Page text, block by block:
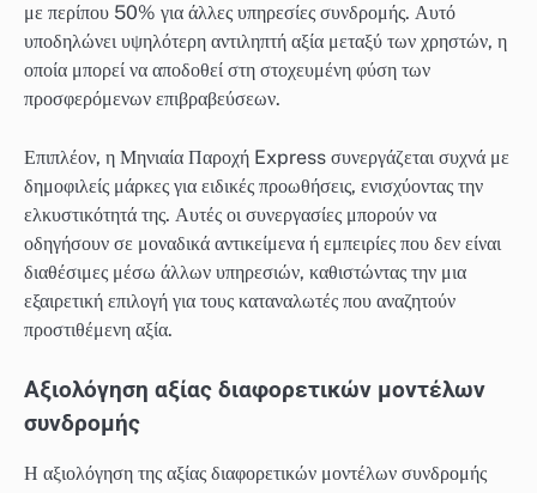
με περίπου 50% για άλλες υπηρεσίες συνδρομής. Αυτό
υποδηλώνει υψηλότερη αντιληπτή αξία μεταξύ των χρηστών, η
οποία μπορεί να αποδοθεί στη στοχευμένη φύση των
προσφερόμενων επιβραβεύσεων.
Επιπλέον, η Μηνιαία Παροχή Express συνεργάζεται συχνά με
δημοφιλείς μάρκες για ειδικές προωθήσεις, ενισχύοντας την
ελκυστικότητά της. Αυτές οι συνεργασίες μπορούν να
οδηγήσουν σε μοναδικά αντικείμενα ή εμπειρίες που δεν είναι
διαθέσιμες μέσω άλλων υπηρεσιών, καθιστώντας την μια
εξαιρετική επιλογή για τους καταναλωτές που αναζητούν
προστιθέμενη αξία.
Αξιολόγηση αξίας διαφορετικών μοντέλων
συνδρομής
Η αξιολόγηση της αξίας διαφορετικών μοντέλων συνδρομής